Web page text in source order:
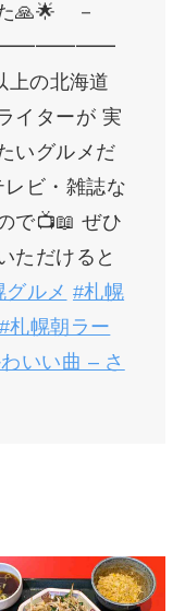
🙏🌟 －
の北海道
イターが 実
いグルメだ
レビ・雑誌な
で📺📖 ぜひ
ただけると
グルメ #札幌
#札幌朝ラー
いい曲 – さ